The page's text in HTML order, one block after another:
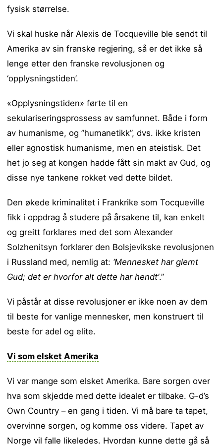
fysisk størrelse.
Vi skal huske når Alexis de Tocqueville ble sendt til
Amerika av sin franske regjering, så er det ikke så
lenge etter den franske revolusjonen og
‘opplysningstiden’.
«Opplysningstiden» førte til en
sekulariseringsprossess av samfunnet. Både i form
av humanisme, og ”humanetikk”, dvs. ikke kristen
eller agnostisk humanisme, men en ateistisk. Det
het jo seg at kongen hadde fått sin makt av Gud, og
disse nye tankene rokket ved dette bildet.
Den økede kriminalitet i Frankrike som Tocqueville
fikk i oppdrag å studere på årsakene til, kan enkelt
og greitt forklares med det som Alexander
Solzhenitsyn forklarer den Bolsjevikske revolusjonen
i Russland med, nemlig at: ‘Mennesket har glemt
Gud; det er hvorfor alt dette har hendt’.”
Vi påstår at disse revolusjoner er ikke noen av dem
til beste for vanlige mennesker, men konstruert til
beste for adel og elite.
Vi som elsket Amerika
Vi var mange som elsket Amerika. Bare sorgen over
hva som skjedde med dette idealet er tilbake. G-d’s
Own Country – en gang i tiden. Vi må bare ta tapet,
overvinne sorgen, og komme oss videre. Tapet av
Norge vil falle likeledes. Hvordan kunne dette gå så